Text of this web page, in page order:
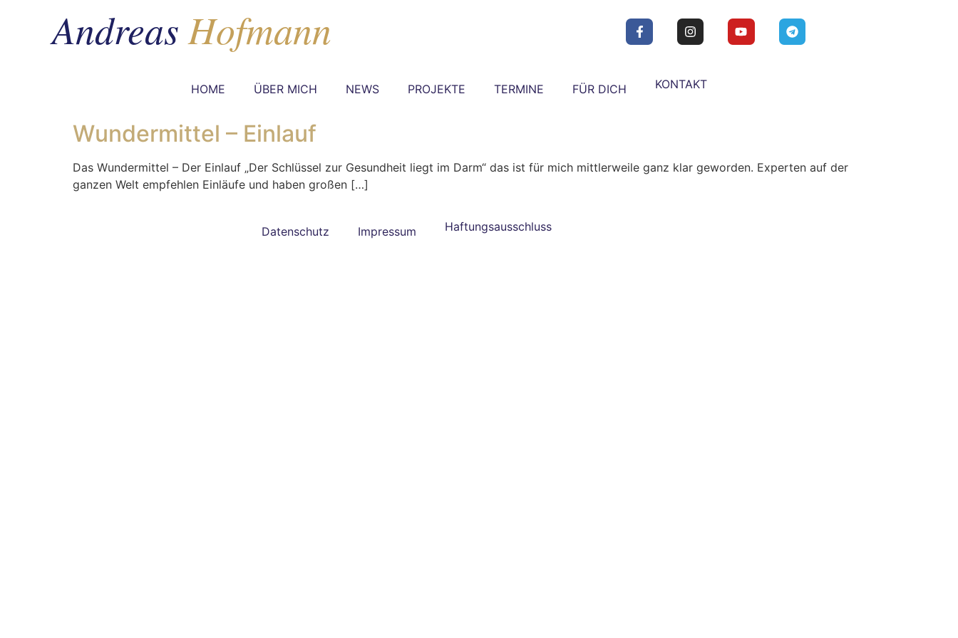
HOME ÜBER MICH NEWS PROJEKTE TERMINE FÜR DICH KONTAKT
Wundermittel – Einlauf
Das Wundermittel – Der Einlauf „Der Schlüssel zur Gesundheit liegt im Darm“ das ist für mich mittlerweile ganz klar geworden. Experten auf der
ganzen Welt empfehlen Einläufe und haben großen […]
Datenschutz Impressum Haftungsausschluss